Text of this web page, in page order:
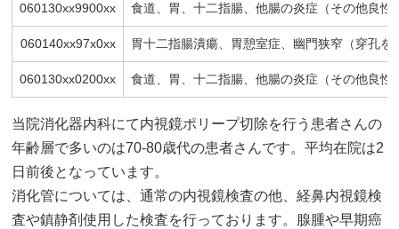
060130xx9900xx 食道、胃、十二指腸、他腸の炎症（その他
060140xx97x0xx 胃十二指腸潰瘍、胃憩室症、幽門狭窄（穿孔
060130xx0200xx 食道、胃、十二指腸、他腸の炎症（その他
当院消化器内科にて内視鏡ポリープ切除を行う患者さんの
年齢層で多いのは70-80歳代の患者さんです。平均在院は2
日前後となっています。
消化管については、通常の内視鏡検査の他、経鼻内視鏡検
査や鎮静剤使用した検査を行っております。腺腫や早期癌